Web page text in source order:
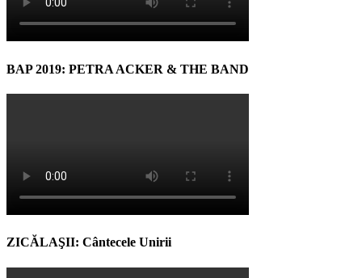
BAP 2019: PETRA ACKER & THE BAND
ZICĂLAŞII: Cântecele Unirii